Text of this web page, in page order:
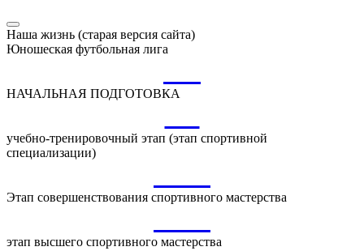
Наша жизнь (старая версия сайта)
Юношеская футбольная лига
НАЧАЛЬНАЯ ПОДГОТОВКА
учебно-тренировочный этап (этап спортивной
специализации)
Этап совершенствования спортивного мастерства
этап высшего спортивного мастерства